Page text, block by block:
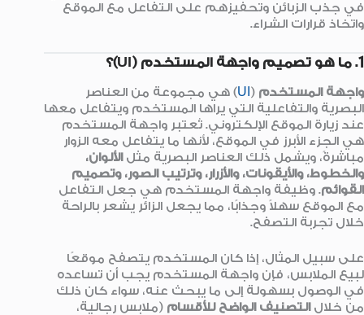
في جذب الزبائن وتحفيزهم على التفاعل مع الموقع
واتخاذ قرارات الشراء.
1. ما هو تصميم واجهة المستخدم (UI)؟
واجهة المستخدم (
UI) هي مجموعة من العناصر
البصرية والتفاعلية التي يراها المستخدم ويتفاعل معها
عند زيارة الموقع الإلكتروني. تُعتبر واجهة المستخدم
هي الجزء الأبرز في الموقع، لأنها ما يتفاعل معه الزوار
مباشرةً، ويشمل ذلك العناصر البصرية مثل الألوان،
والخطوط، والأيقونات، والأزرار، وترتيب الصور، وتصميم
القوائم. وظيفة واجهة المستخدم هي جعل التفاعل
مع الموقع سهلاً وجذابًا، مما يجعل الزائر يشعر بالراحة
خلال تجربة التصفح.
على سبيل المثال، إذا كان المستخدم يتصفح موقعًا
لبيع الملابس، فإن واجهة المستخدم يجب أن تساعده
في الوصول بسهولة إلى ما يبحث عنه، سواء كان ذلك
من خلال التصنيف الواضح للأقسام (ملابس رجالية،